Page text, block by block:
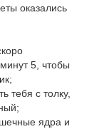
оказались
5, чтобы
с толку,
ядра и